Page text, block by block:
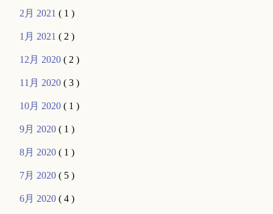
2月 2021( 1 )
1月 2021( 2 )
12月 2020( 2 )
11月 2020( 3 )
10月 2020( 1 )
9月 2020( 1 )
8月 2020( 1 )
7月 2020( 5 )
6月 2020( 4 )